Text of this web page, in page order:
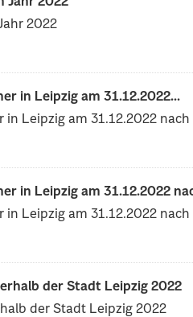
2022
in Leipzig am 31.12.2022...
Leipzig am 31.12.2022
in Leipzig am 31.12.2022
in Leipzig am 31.12.2022
der Stadt Leipzig 2022
der Stadt Leipzig 2022